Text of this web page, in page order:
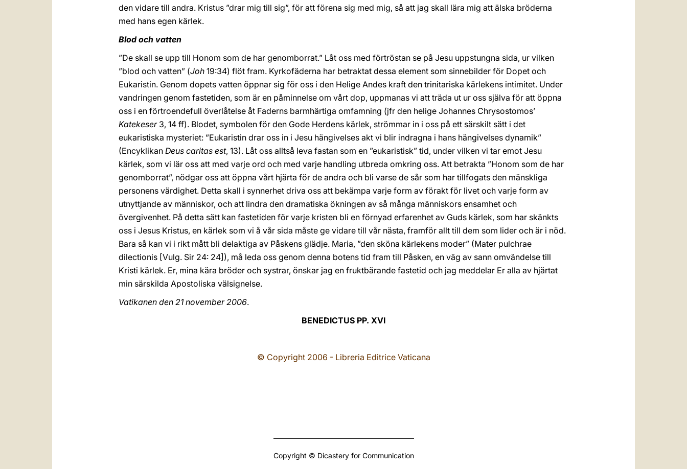
den vidare till andra. Kristus ”drar mig till sig”, för att förena sig med mig, så att jag skall lära mig att älska bröderna
med hans egen kärlek.
Blod och vatten
”De skall se upp till Honom som de har genomborrat.” Låt oss med förtröstan se på Jesu uppstungna sida, ur vilken
”blod och vatten” (Joh 19:34) flöt fram. Kyrkofäderna har betraktat dessa element som sinnebilder för Dopet och
Eukaristin. Genom dopets vatten öppnar sig för oss i den Helige Andes kraft den trinitariska kärlekens intimitet. Under
vandringen genom fastetiden, som är en påminnelse om vårt dop, uppmanas vi att träda ut ur oss själva för att öppna
oss i en förtroendefull överlåtelse åt Faderns barmhärtiga omfamning (jfr den helige Johannes Chrysostomos’
Katekeser3, 14 ff). Blodet, symbolen för den Gode Herdens kärlek, strömmar in i oss på ett särskilt sätt i det
eukaristiska mysteriet: ”Eukaristin drar oss in i Jesu hängivelses akt vi blir indragna i hans hängivelses dynamik”
(Encyklikan Deus caritas est, 13). Låt oss alltså leva fastan som en ”eukaristisk” tid, under vilken vi tar emot Jesu
kärlek, som vi lär oss att med varje ord och med varje handling utbreda omkring oss. Att betrakta ”Honom som de har
genomborrat”, nödgar oss att öppna vårt hjärta för de andra och bli varse de sår som har tillfogats den mänskliga
personens värdighet. Detta skall i synnerhet driva oss att bekämpa varje form av förakt för livet och varje form av
utnyttjande av människor, och att lindra den dramatiska ökningen av så många människors ensamhet och
övergivenhet. På detta sätt kan fastetiden för varje kristen bli en förnyad erfarenhet av Guds kärlek, som har skänkts
oss i Jesus Kristus, en kärlek som vi å vår sida måste ge vidare till vår nästa, framför allt till dem som lider och är i nöd.
Bara så kan vi i rikt mått bli delaktiga av Påskens glädje. Maria, ”den sköna kärlekens moder” (Mater pulchrae
dilectionis [Vulg. Sir 24: 24]), må leda oss genom denna botens tid fram till Påsken, en väg av sann omvändelse till
Kristi kärlek. Er, mina kära bröder och systrar, önskar jag en fruktbärande fastetid och jag meddelar Er alla av hjärtat
min särskilda Apostoliska välsignelse.
Vatikanen den 21 november 2006.
BENEDICTUS PP. XVI
© Copyright 2006 - Libreria Editrice Vaticana
Copyright © Dicastery for Communication